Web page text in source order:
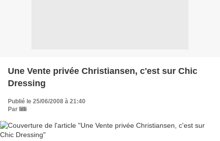
Une Vente privée Christiansen, c'est sur Chic
Dressing
Publié le 25/06/2008 à 21:40
Par lilli